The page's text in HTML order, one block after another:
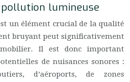
lumineuse
un élément crucial de la qualité
bruyant peut significativement
Il est donc important
de nuisances sonores :
d’aéroports, de zones